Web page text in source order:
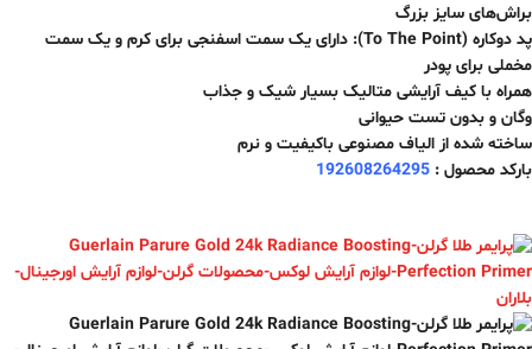
براش‌های سایز بزرگ
پد دوکاره (To The Point): دارای یک سمت اسفنجی برای کرم و یک سمت
مخملی برای پودر
همراه با کیف آرایشی متالیک بسیار شیک و جذاب
وگان و بدون تست حیوانی
ساخته شده از الیاف مصنوعی باکیفیت و نرم
بارکد محصول : 192608264295